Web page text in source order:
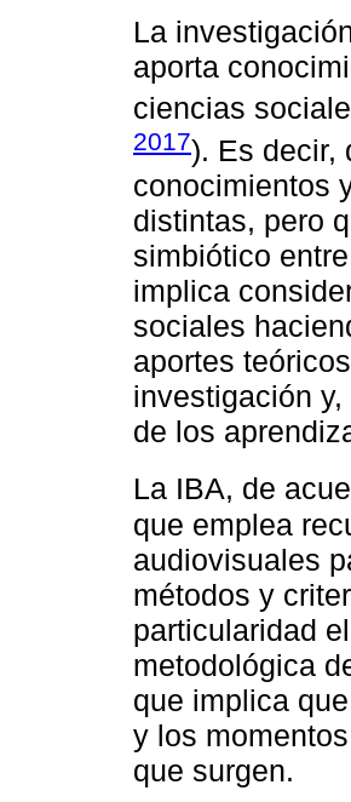
La
aporta
ciencias
2017). Es decir,
conocimientos
distintas, pero
simbiótico
implica
sociales
aportes
investigación
de los
La IBA, de
que emplea
audiovisuales
métodos y
particularidad
metodológica
que implica
y los
que surgen.